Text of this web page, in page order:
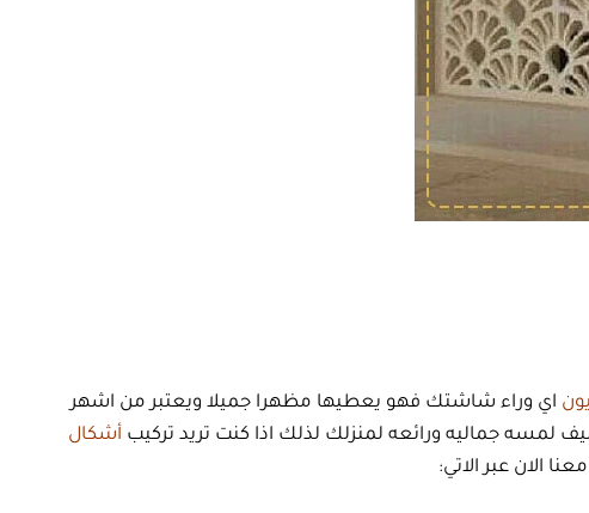
اي وراء شاشتك فهو يعطيها مظهرا جميلا ويعتبر من اشهر
لمسه جماليه ورائعه لمنزلك لذلك اذا كنت تريد تركيب أشكال
الان عبر الاتي: